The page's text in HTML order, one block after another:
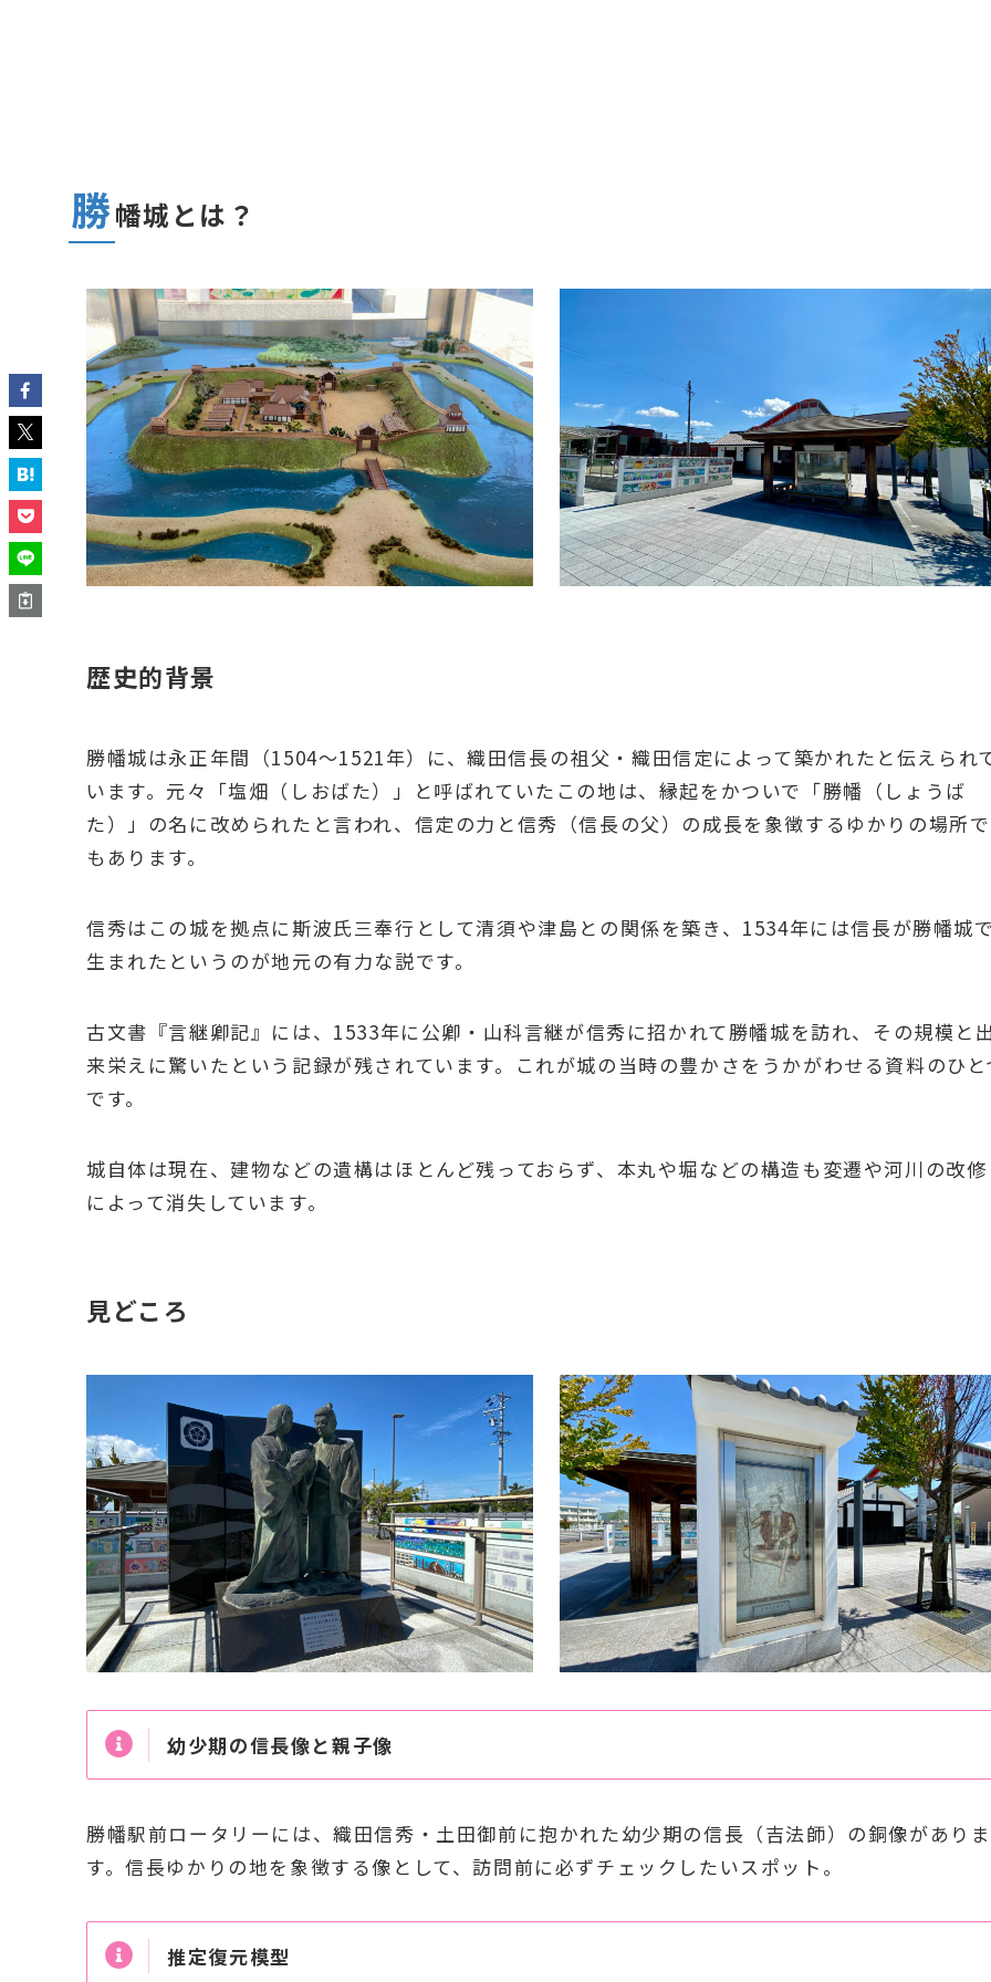
勝幡城とは？
歴史的背景
勝幡城は永正年間（1504〜1521年）に、織田信長の祖父・織田信定によって築かれたと伝えられ
います。元々「塩畑（しおばた）」と呼ばれていたこの地は、縁起をかついで「勝幡（しょうば
た）」の名に改められたと言われ、信定の力と信秀（信長の父）の成長を象徴するゆかりの場所で
もあります。
信秀はこの城を拠点に斯波氏三奉行として清須や津島との関係を築き、1534年には信長が勝幡城
生まれたというのが地元の有力な説です。
古文書『言継卿記』には、1533年に公卿・山科言継が信秀に招かれて勝幡城を訪れ、その規模と
来栄えに驚いたという記録が残されています。これが城の当時の豊かさをうかがわせる資料のひと
です。
城自体は現在、建物などの遺構はほとんど残っておらず、本丸や堀などの構造も変遷や河川の改修
によって消失しています。
見どころ
幼少期の信長像と親子像
勝幡駅前ロータリーには、織田信秀・土田御前に抱かれた幼少期の信長（吉法師）の銅像がありま
す。信長ゆかりの地を象徴する像として、訪問前に必ずチェックしたいスポット。
推定復元模型